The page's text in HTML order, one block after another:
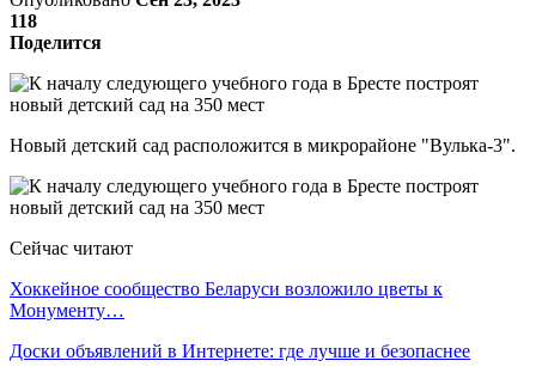
118
Поделится
Новый детский сад расположится в микрорайоне "Вулька-3".
Сейчас читают
Хоккейное сообщество Беларуси возложило цветы к
Монументу…
Доски объявлений в Интернете: где лучше и безопаснее